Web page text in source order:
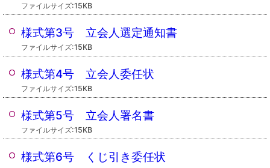
ファイルサイズ:15KB
様式第3号 立会人選定通知書
ファイルサイズ:15KB
様式第4号 立会人委任状
ファイルサイズ:15KB
様式第5号 立会人署名書
ファイルサイズ:15KB
様式第6号 くじ引き委任状